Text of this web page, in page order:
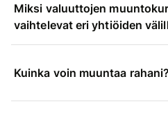
Miksi valuuttojen
vaihtelevat eri yhtiöiden
Kuinka voin muuntaa rahani?